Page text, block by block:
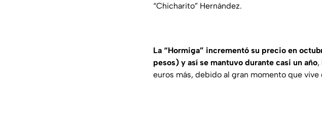
“Chicharito” Hernández.
La “Hormiga” incrementó su precio en
pesos) y así se mantuvo durante casi un año,
euros más, debido al gran momento que vive